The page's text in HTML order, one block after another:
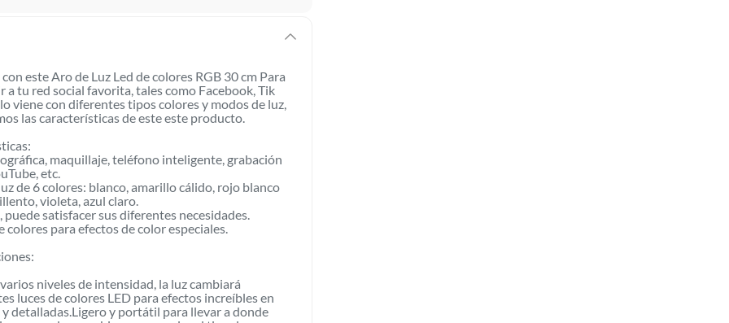
tenemoscategorías que cuentan con plazos
la naturaleza de los productos, no se pueden
este Aro de Luz Led de colores RGB 30 cm Para
tu red social favorita, tales como Facebook, Tik
viene con diferentes tipos colores y modos de luz,
las características de este este producto.
maquillaje, teléfono inteligente, grabación
etc.
de 6 colores: blanco, amarillo cálido, rojo blanco
violeta, azul claro.
satisfacer sus diferentes necesidades.
para efectos de color especiales.
niveles de intensidad, la luz cambiará
luces de colores LED para efectos increíbles en
detalladas.Ligero y portátil para llevar a donde